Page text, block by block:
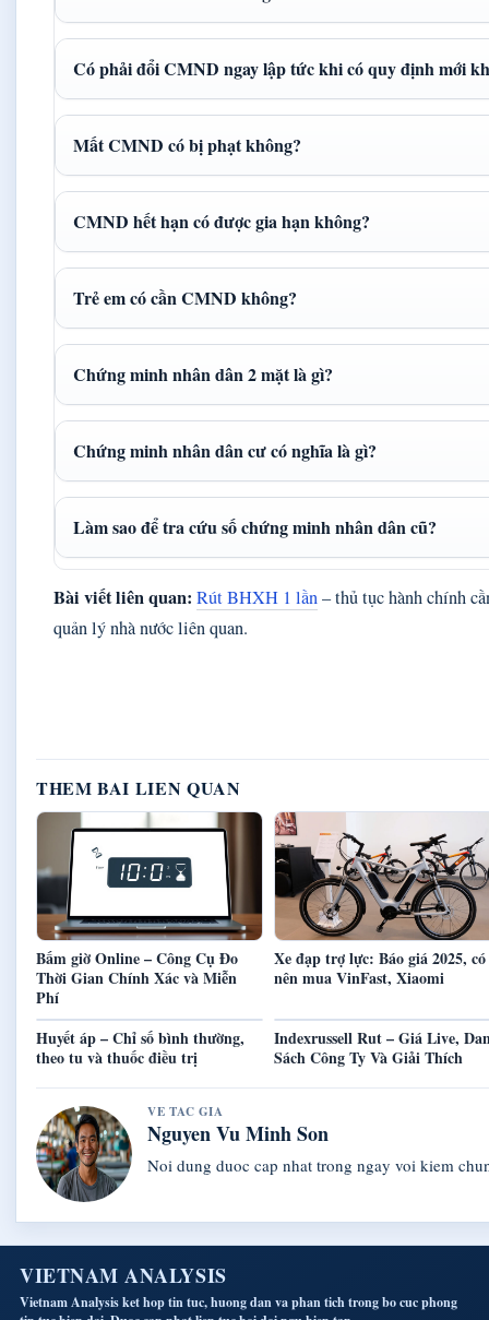
Có phải đổi CMND ngay lập tức khi có quy định mới
Mất CMND có bị phạt không?
CMND hết hạn có được gia hạn không?
Trẻ em có cần CMND không?
Chứng minh nhân dân 2 mặt là gì?
Chứng minh nhân dân cư có nghĩa là gì?
Làm sao để tra cứu số chứng minh nhân dân cũ?
Bài viết liên quan: Rút BHXH 1 lần– thủ tục hành chính
quản lý nhà nước liên quan.
THEM BAI LIEN QUAN
Bấm giờ Online – Công Cụ Đo
Thời Gian Chính Xác và Miễn
Phí
Xe đạp trợ lực: Báo giá 2025, có
nên mua VinFast, Xiaomi
Huyết áp – Chỉ số bình thường,
theo tu và thuốc điều trị
Indexrussell Rut – Giá Live,
Sách Công Ty Và Giải Thích
VE TAC GIA
Nguyen Vu Minh Son
Noi dung duoc cap nhat trong ngay voi kiem
VIETNAM ANALYSIS
Vietnam Analysis ket hop tin tuc, huong dan va phan tich trong bo cuc phong